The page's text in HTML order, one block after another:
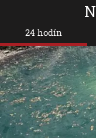
24 hodín